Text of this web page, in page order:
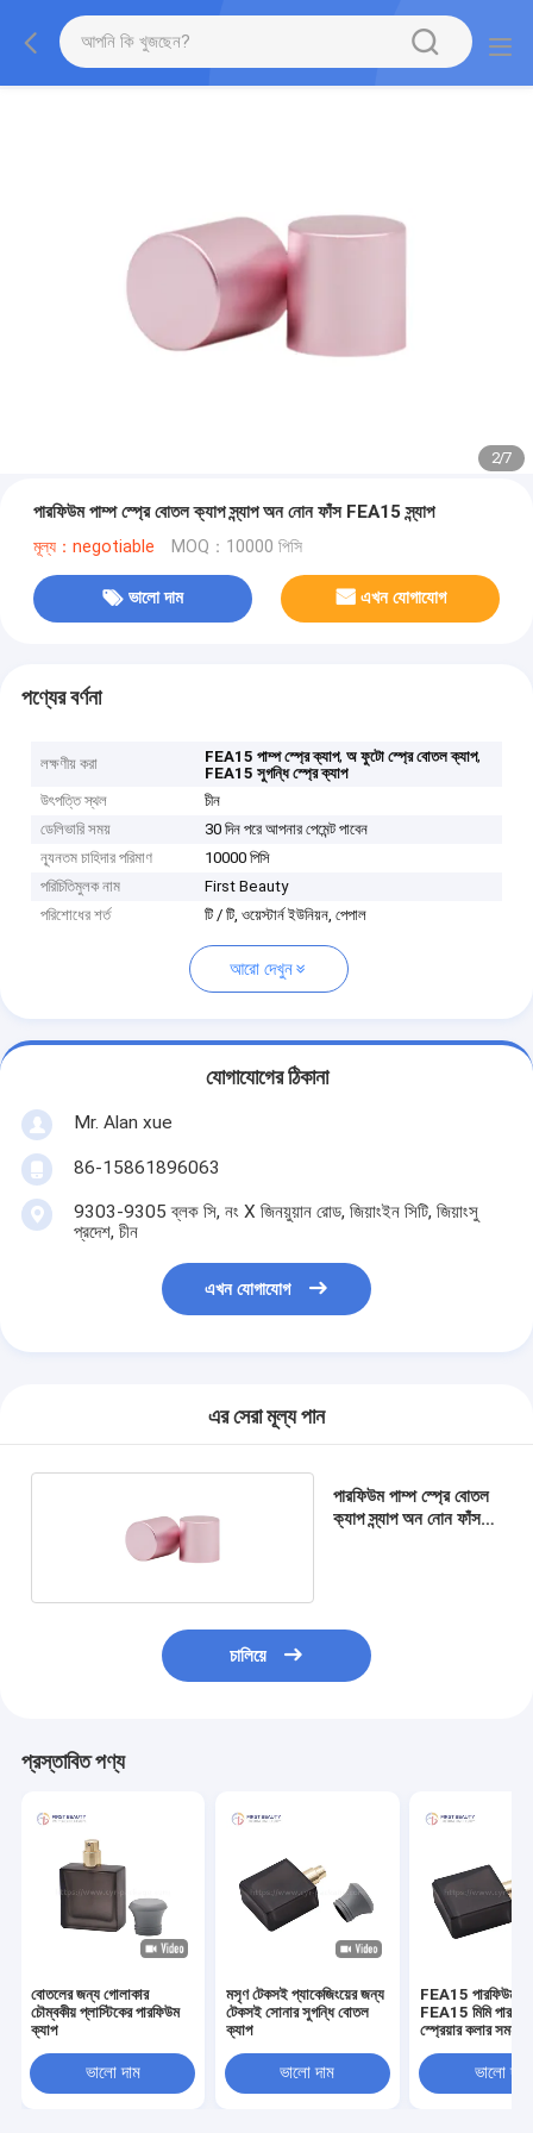
2/7
পারফিউম পাম্প স্প্রে বোতল ক্যাপ স্ন্যাপ অন নোন ফাঁস FEA15 স্ন্যাপ
মূল্য：negotiable MOQ：10000 পিসি
ভালো দাম এখন যোগাযোগ
পণ্যের বর্ণনা
লক্ষণীয় করা FEA15 পাম্প স্প্রে ক্যাপ,অ ফুটো স্প্রে বোতল ক্যাপ,
FEA15 সুগন্ধি স্প্রে ক্যাপ
উৎপত্তি স্থল
চীন
ডেলিভারি সময়
30 দিন পরে আপনার পেমেন্ট পাবেন
ন্যূনতম চাহিদার পরিমাণ
10000 পিসি
পরিচিতিমুলক নাম
First Beauty
পরিশোধের শর্ত
টি / টি, ওয়েস্টার্ন ইউনিয়ন, পেপাল
আরো দেখুন
যোগাযোগের ঠিকানা
Mr. Alan xue
86-15861896063
9303-9305 ব্লক সি, নং X জিনয়ুয়ান রোড, জিয়াংইন সিটি, জিয়াংসু
প্রদেশ, চীন
এখন যোগাযোগ
এর সেরা মূল্য পান
পারফিউম পাম্প স্প্রে বোতল
ক্যাপ স্ন্যাপ অন নোন ফাঁস
চালিয়ে
প্রস্তাবিত পণ্য
বোতলের জন্য গোলাকার
চৌম্বকীয় প্লাস্টিকের পারফিউম
ক্যাপ
ভালো দাম
মসৃণ টেকসই প্যাকেজিংয়ের জন্য
টেকসই সোনার সুগন্ধি বোতল
ক্যাপ
ভালো দাম
FEA15 পারফিউম
FEA15 মিমি
স্প্রেয়ার কলার
ভালো দাম